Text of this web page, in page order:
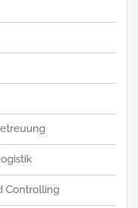
Controlling